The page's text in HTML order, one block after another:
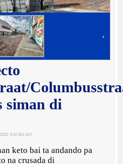
›
siman di
2023, 9:42 AM AST
keto bai ta andando pa
na crusada di